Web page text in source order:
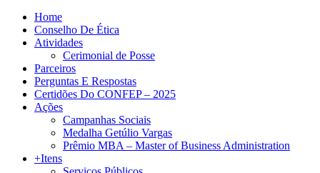
Home
Conselho De Ética
Atividades
Cerimonial de Posse
Parceiros
Perguntas E Respostas
Certidões Do CONFEP – 2025
Ações
Campanhas Sociais
Medalha Getúlio Vargas
Prêmio MBA – Master of Business Administration
+Itens